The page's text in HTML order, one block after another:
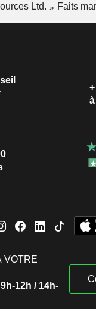
Ltd.
Faits
VOTRE
12h / 14h-